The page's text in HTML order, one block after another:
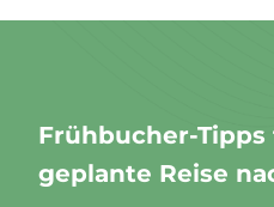
Frühbucher-
geplante Reise